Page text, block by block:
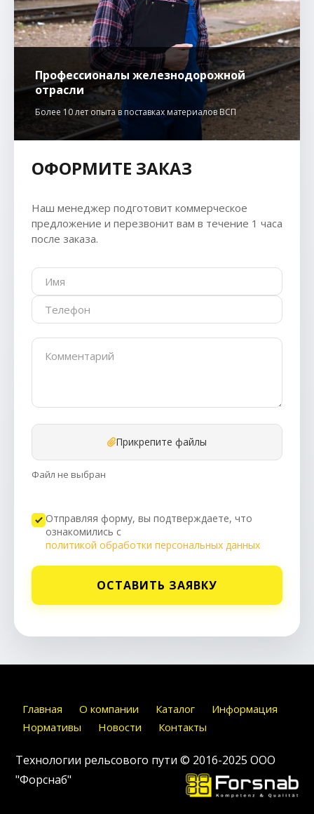
Профессионалы железнодорожной
отрасли
Более 10 лет опыта в поставках материалов ВСП
ОФОРМИТЕ ЗАКАЗ
Наш менеджер подготовит коммерческое
предложение и перезвонит вам в течение 1 часа
после заказа.
Прикрепите файлы
Файл не выбран
Отправляя форму, вы подтверждаете, что
ознакомились с
политикой обработки персональных данных
ОСТАВИТЬ ЗАЯВКУ
Главная О компании Каталог
Информация
Нормативы
Новости Контакты
Технологии рельсового пути © 2016-2025ООО
"Форснаб"